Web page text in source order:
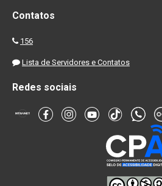
Contatos
156
Lista de Servidores e Contatos
Redes sociais